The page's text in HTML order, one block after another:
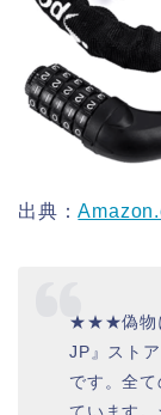
出典：
★★★偽物
JP』スト
です。全